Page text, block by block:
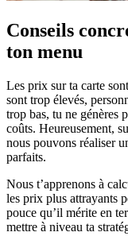
Conseils
ton menu
Les prix sur ta carte
sont trop élevés,
trop bas, tu ne génères
coûts. Heureusement,
nous pouvons réaliser
parfaits.
Nous t’apprenons à
les prix plus attrayants
pouce qu’il mérite en
mettre à niveau ta